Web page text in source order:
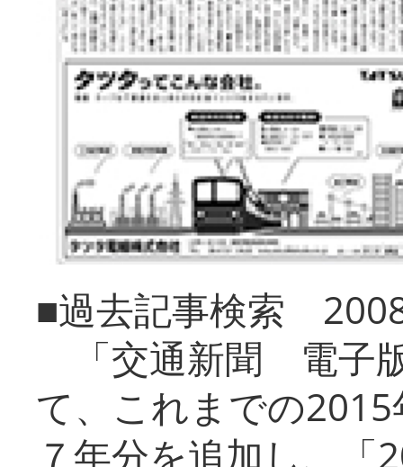
■過去記事検索
「交通新聞 電子
て、これまでの
７年分を追加し、「